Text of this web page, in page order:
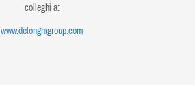
colleghi a:
www.delonghigroup.com